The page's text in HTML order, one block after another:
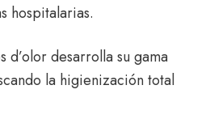
hospitalarias.
d’olor desarrolla su gama
la higienización total